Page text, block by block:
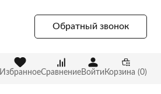
Обратный звонок
ИзбранноеСравнениеВойти Корзина (0)